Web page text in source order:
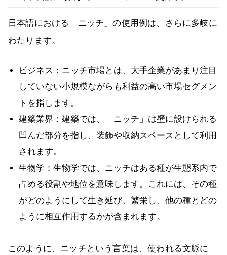
日本語における「ニッチ」の使用例は、さらに多岐に
わたります。
ビジネス：ニッチ市場とは、大手企業があまり注目
していない小規模ながらも利益の高い市場セグメン
トを指します。
建築業界：建築では、「ニッチ」は壁に設けられる
凹んだ部分を指し、装飾や収納スペースとして利用
されます。
生物学：生物学では、ニッチはある種が生態系内で
占める役割や地位を意味します。これには、その種
がどのようにして生き延び、繁栄し、他の種とどの
ように相互作用するかが含まれます。
このように、ニッチという言葉は、使われる文脈に